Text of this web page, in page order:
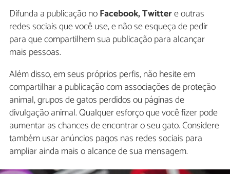
Difunda a publicação noFacebook, Twittere outras
redes sociais que você use, e não se esqueça de pedir
para que compartilhem sua publicação para alcançar
mais pessoas.
Além disso, em seus próprios perfis, não hesite em
compartilhar a publicação com associações de proteção
animal, grupos de gatos perdidos ou páginas de
divulgação animal. Qualquer esforço que você fizer pode
aumentar as chances de encontrar o seu gato. Considere
também usar anúncios pagos nas redes sociais para
ampliar ainda mais o alcance de sua mensagem.